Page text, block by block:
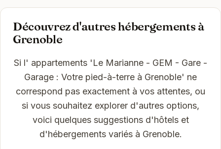
Découvrez d'autres hébergements à
Grenoble
Si l' appartements 'Le Marianne - GEM - Gare -
Garage : Votre pied-à-terre à Grenoble' ne
correspond pas exactement à vos attentes, ou
si vous souhaitez explorer d'autres options,
voici quelques suggestions d'hôtels et
d'hébergements variés à Grenoble.